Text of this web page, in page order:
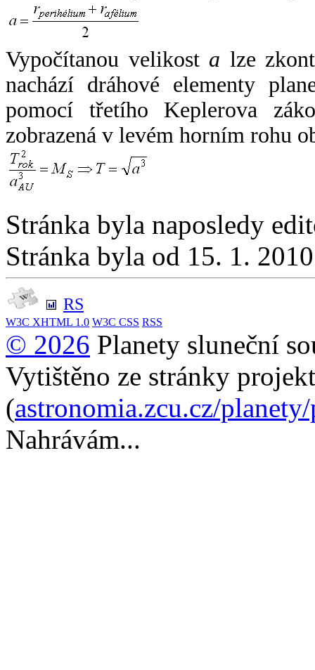
Vypočítanou velikost a lze
nachází dráhové elementy
pomocí třetího Keplerova
zobrazená v levém horním rohu
Stránka byla naposledy
Stránka byla od 15. 1.
RS
W3C XHTML 1.0 W3C CSS RSS
© 2026 Planety sluneční
Vytištěno ze stránky
(astronomia.zcu.cz/
Nahrávám...